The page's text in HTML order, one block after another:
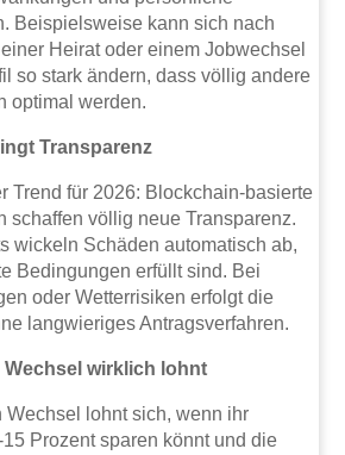
Beispielsweise kann sich nach
Heirat oder einem Jobwechsel
so stark ändern, dass völlig andere
optimal werden.
Transparenz
Trend für 2026: Blockchain-basierte
schaffen völlig neue Transparenz.
wickeln Schäden automatisch ab,
Bedingungen erfüllt sind. Bei
oder Wetterrisiken erfolgt die
langwieriges Antragsverfahren.
Wechsel wirklich lohnt
Wechsel lohnt sich, wenn ihr
Prozent sparen könnt und die